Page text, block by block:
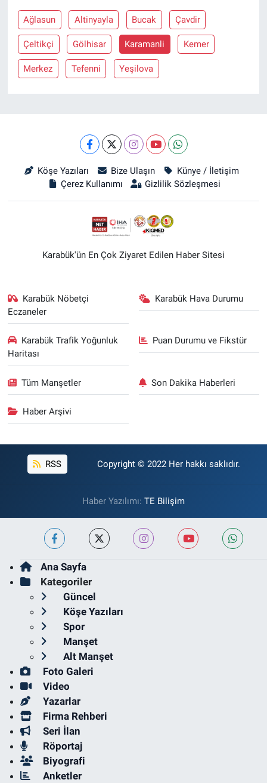
Ağlasun Altinyayla Bucak Çavdir
Çeltikçi Gölhisar Karamanli Kemer
Merkez Tefenni Yeşilova
Köşe Yazıları Bize Ulaşın
Künye / İletişim
Çerez Kullanımı
Gizlilik Sözleşmesi
Karabük'ün En Çok Ziyaret Edilen Haber Sitesi
Karabük Nöbetçi
Eczaneler
Karabük Hava Durumu
Karabük Trafik Yoğunluk
Haritası
Puan Durumu ve Fikstür
Tüm Manşetler Son Dakika Haberleri
Haber Arşivi
RSS Copyright © 2022 Her hakkı saklıdır.
Haber Yazılımı: TE Bilişim
Ana Sayfa
Kategoriler
Güncel
Köşe Yazıları
Spor
Manşet
Alt Manşet
Foto Galeri
Video
Yazarlar
Firma Rehberi
Seri İlan
Röportaj
Biyografi
Anketler